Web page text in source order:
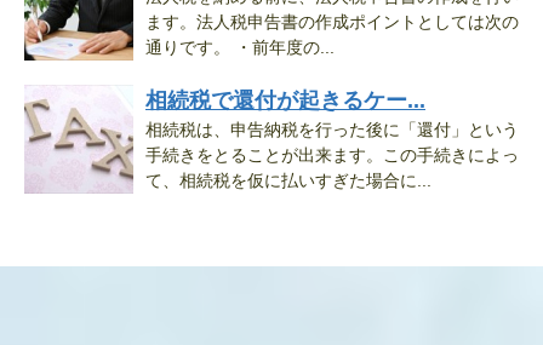
ます。法人税申告書の作成ポイントとしては次の
通りです。 ・前年度の...
相続税で還付が起きるケー...
相続税は、申告納税を行った後に「還付」という
手続きをとることが出来ます。この手続きによっ
て、相続税を仮に払いすぎた場合に...